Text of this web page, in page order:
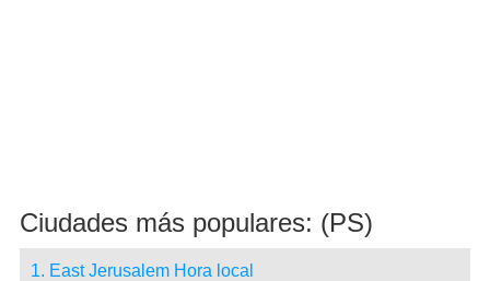
Ciudades más populares: (PS)
1. East Jerusalem Hora local